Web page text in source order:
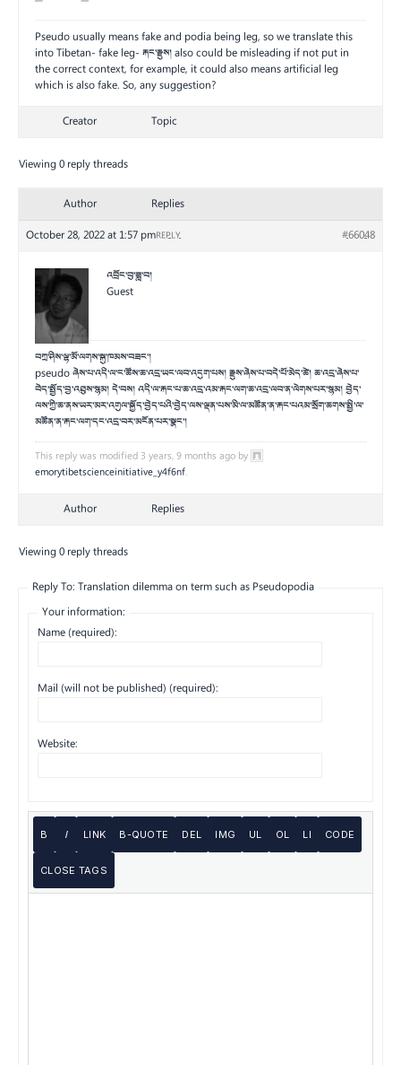
Pseudo usually means fake and podia being leg, so we translate this
into Tibetan- fake leg- རྐང་རྫུས། also could be misleading if not put in
the correct context, for example, it could also means artificial leg
which is also fake. So, any suggestion?
Creator
Topic
Viewing 0 reply threads
Author
Replies
October 28, 2022 at 1:57 pm
#66048
REPLY
འབྲོང་བུ་ཟླ་བ།
Guest
བཀྲ་ཤིས་ལྷ་མོ་ལགས་སྐུ་ཁམས་བཟང་།
pseudo ཞེས་པ་འདི་ལ་ང་ཚོས་ཆ་འདྲ་ཡང་ལབ་འདུག་པས། རྫུས་ཞེས་པ་བདེ་པོ་མེད་ཚེ། ཆ་འདྲ་ཞེས་པ་
བེད་སྤྱོད་བྱ་འཐུས་སྙམ། དེ་བས། འདི་ལ་རྐང་པ་ཆ་འདྲ་འམ་རྐང་ལག་ཆ་འདྲ་ལབ་ན་ལེགས་པར་སྙམ། བྱེད་
ལས་ཀྱི་ཆ་ནས་ཡར་མར་འགུལ་སྐྱོད་བྱེད་པའི་བྱེད་ལས་ལྡན་པས་མི་ལ་མཚོན་ན་རྐང་པའམ་སྲོག་ཆགས་སྤྱི་ལ་
མཚོན་ན་རྐང་ལག་དང་འདྲ་བར་མངོན་པར་སྣང་།
This reply was modified 3 years, 9 months ago by
emorytibetscienceinitiative_y4f6nf.
Author Replies
Viewing 0 reply threads
Reply To: Translation dilemma on term such as Pseudopodia
Your information:
Name (required):
Mail (will not be published) (required):
Website: